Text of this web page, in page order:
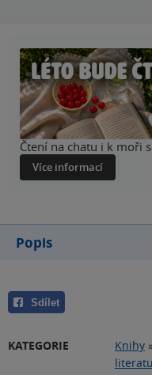
Čtení na chatu i k moři
Více informací
Popis
Sdílet
KATEGORIE Knihy